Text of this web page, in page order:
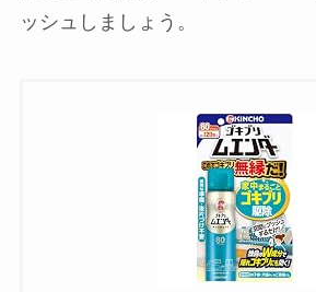
ッシュしましょう。